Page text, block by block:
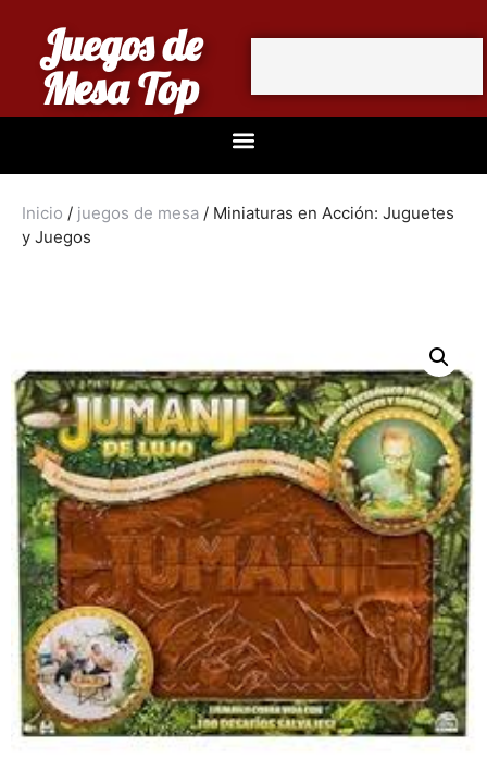
Juegos de
Mesa Top
Inicio / juegos de mesa / Miniaturas en Acción: Juguetes
y Juegos